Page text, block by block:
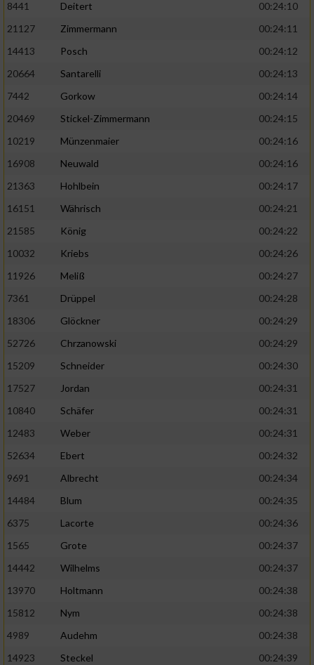
8441 Deitert
00:24:10
21127
Zimmermann
00:24:11
14413
Posch
00:24:12
20664
Santarelli
00:24:13
7442
Gorkow
00:24:14
20469
Stickel-Zimmermann
00:24:15
10219
Münzenmaier
00:24:16
16908
Neuwald
00:24:16
21363
Hohlbein
00:24:17
16151
Währisch
00:24:21
21585
König
00:24:22
10032
Kriebs
00:24:26
11926
Meliß
00:24:27
7361
Drüppel
00:24:28
18306
Glöckner
00:24:29
52726
Chrzanowski
00:24:29
15209
Schneider
00:24:30
17527
Jordan
00:24:31
10840
Schäfer
00:24:31
12483
Weber
00:24:31
52634
Ebert
00:24:32
9691
Albrecht
00:24:34
14484
Blum
00:24:35
6375
Lacorte
00:24:36
1565
Grote
00:24:37
14442
Wilhelms
00:24:37
13970
Holtmann
00:24:38
15812
Nym
00:24:38
4989
Audehm
00:24:38
14923
Steckel
00:24:39